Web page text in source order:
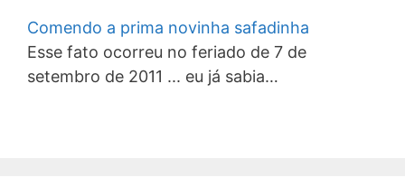
Comendo a prima novinha safadinha
Esse fato ocorreu no feriado de 7 de
setembro de 2011 ... eu já sabia…